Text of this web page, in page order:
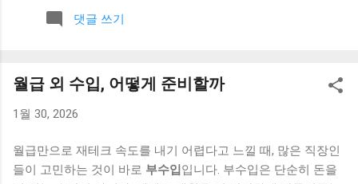
준비하고 바로 하루를 시작하는 패턴이었습니다. 여유가 없다
보니 계획 없이 하루를 보내는 경우가 많았고, 그만큼 소비도 즉
단하게 그날의 지출 계획을 세우는 습관을 만들었습니다. 큰 금
는 것이 중요했습니다. 이 과정을 통해 불필요한 소비를 사전에
줄일 수 있었습니다. 2. 계좌 잔액 확인하기 하루를 시작하면서
현재 계좌 잔액을 확인하는 습관을 만들었습니다. 단순한 행동
이지만 소비에 대한 인식을 높이는 데 도움이 됐습니다. 이 습관
댓글 쓰기
월급 외 수입, 어떻게 준비할까
1월 30, 2026
월급만으로 재테크 속도를 내기 어렵다고 느낄 때, 많은 직장인
들이 고민하는 것이 바로 부수입 입니다. 부수입은 단순히 돈을